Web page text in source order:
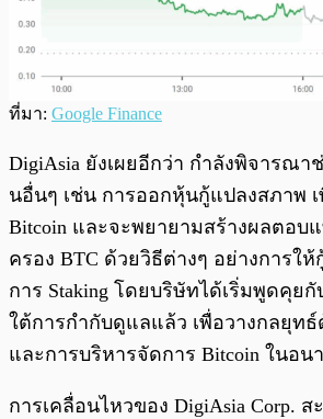
ที่มา: Google Finance
DigiAsia ยังเผยอีกว่า กำลังพิจารณา
นอื่นๆ เช่น การออกหุ้นกู้แปลงสภาพ
Bitcoin และจะพยายามสร้างผลตอบ
ครอง BTC ด้วยวิธีต่างๆ อย่างการให้
การ Staking โดยบริษัทได้เริ่มพูดคุย
ใต้การกำกับดูแลแล้ว เพื่อวางกลยุท
และการบริหารจัดการ Bitcoin ในอน
การเคลื่อนไหวของ DigiAsia Corp.